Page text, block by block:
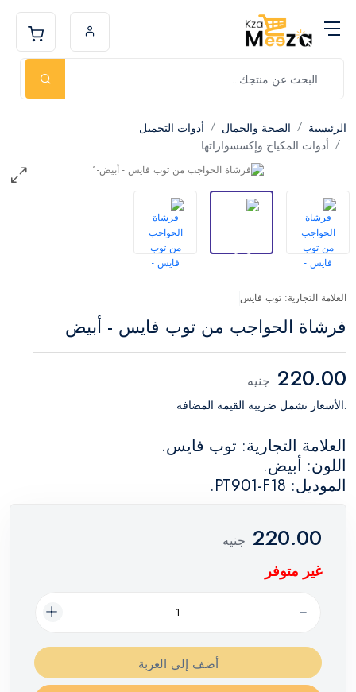
الرئيسية الصحة والجمال
أدوات التجميل
أدوات المكياج وإكسسواراتها
العلامة التجارية: توب فايس
فرشاة الحواجب من توب فايس - أبيض
220.00 جنيه
.الأسعار تشمل ضريبة القيمة المضافة
العلامة التجارية: توب فايس.
اللون: أبيض.
الموديل: PT901-F18.
220.00 جنيه
غير متوفر
أضف إلي العربة